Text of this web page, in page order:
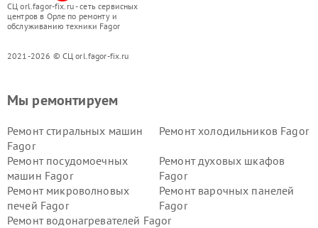
СЦ orl.fagor-fix.ru - сеть сервисных
центров в Орле по ремонту и
обслуживанию техники Fagor
2021-2026 © СЦ orl.fagor-fix.ru
Мы ремонтируем
Ремонт стиральных машин
Fagor
Ремонт холодильников Fagor
Ремонт посудомоечных
машин Fagor
Ремонт духовых шкафов
Fagor
Ремонт микроволновых
печей Fagor
Ремонт варочных панелей
Fagor
Ремонт водонагревателей Fagor